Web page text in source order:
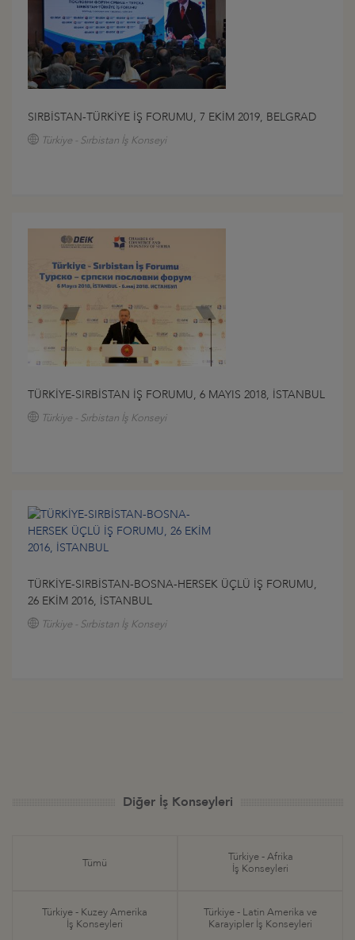
SIRBİSTAN-TÜRKİYE İŞ FORUMU, 7 EKİM 2019, BELGRAD
Türkiye - Sırbistan İş Konseyi
TÜRKİYE-SIRBİSTAN İŞ FORUMU, 6 MAYIS 2018, İSTANBUL
Türkiye - Sırbistan İş Konseyi
TÜRKİYE-SIRBİSTAN-BOSNA-HERSEK ÜÇLÜ İŞ FORUMU,
26 EKİM 2016, İSTANBUL
Türkiye - Sırbistan İş Konseyi
Diğer İş Konseyleri
Tümü
Türkiye - Afrika
İş Konseyleri
Türkiye - Kuzey Amerika
İş Konseyleri
Türkiye - Latin Amerika ve
Karayipler İş Konseyleri